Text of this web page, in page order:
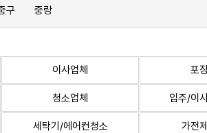
구 중랑
이사업체 포
청소업체 입주/이
세탁기/에어컨청소 가전